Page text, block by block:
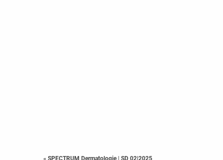
« SPECTRUM Dermatologie SD 02|2025